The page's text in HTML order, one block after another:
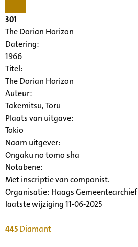
301
The Dorian Horizon
Datering:
1966
Titel:
The Dorian Horizon
Auteur:
Takemitsu, Toru
Plaats van uitgave:
Tokio
Naam uitgever:
Ongaku no tomo sha
Notabene:
Met inscriptie van componist.
Organisatie: Haags Gemeentearchief
laatste wijziging 11-06-2025
445Diamant